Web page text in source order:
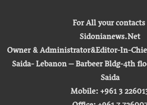
For All your contacts
Sidonianews.Net
Owner & Administrator&Editor-In-
Saida- Lebanon – Barbeer Bldg-4th
Saida
Mobile: +961 3